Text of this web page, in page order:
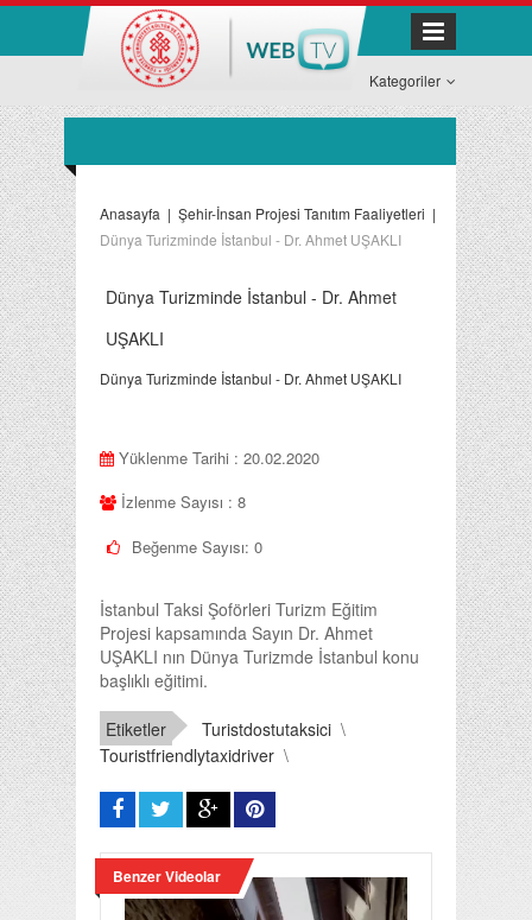
Kategoriler
Anasayfa | Şehir-İnsan Projesi Tanıtım Faaliyetleri |
Dünya Turizminde İstanbul - Dr. Ahmet UŞAKLI
Dünya Turizminde İstanbul - Dr. Ahmet
UŞAKLI
Dünya Turizminde İstanbul - Dr. Ahmet UŞAKLI
Yüklenme Tarihi : 20.02.2020
İzlenme Sayısı : 8
Beğenme Sayısı: 0
İstanbul Taksi Şoförleri Turizm Eğitim
Projesi kapsamında Sayın Dr. Ahmet
UŞAKLI nın Dünya Turizmde İstanbul konu
başlıklı eğitimi.
Etiketler Turistdostutaksici \
Touristfriendlytaxidriver \
Benzer Videolar